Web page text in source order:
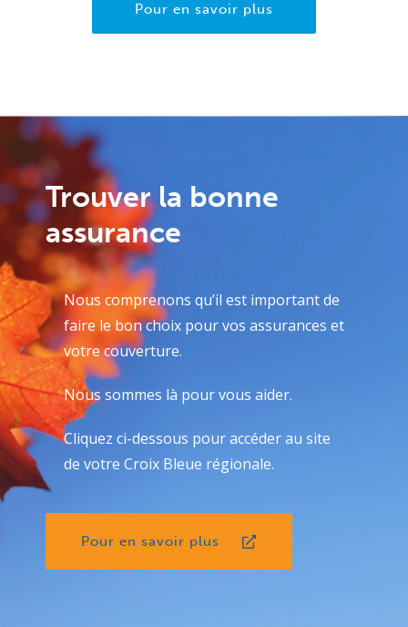
Pour en savoir plus
Trouver la bonne
assurance
Nous comprenons qu’il est important de
faire le bon choix pour vos assurances et
votre couverture.
Nous sommes là pour vous aider.
Cliquez ci-dessous pour accéder au site
de votre Croix Bleue régionale.
Pour en savoir plus